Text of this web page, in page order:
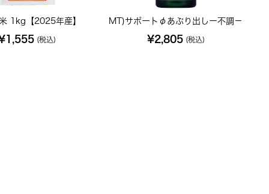
1kg【2025年産】
(税込)
MT)サポートφあぶり出しー不調－
¥2,805 (税込)